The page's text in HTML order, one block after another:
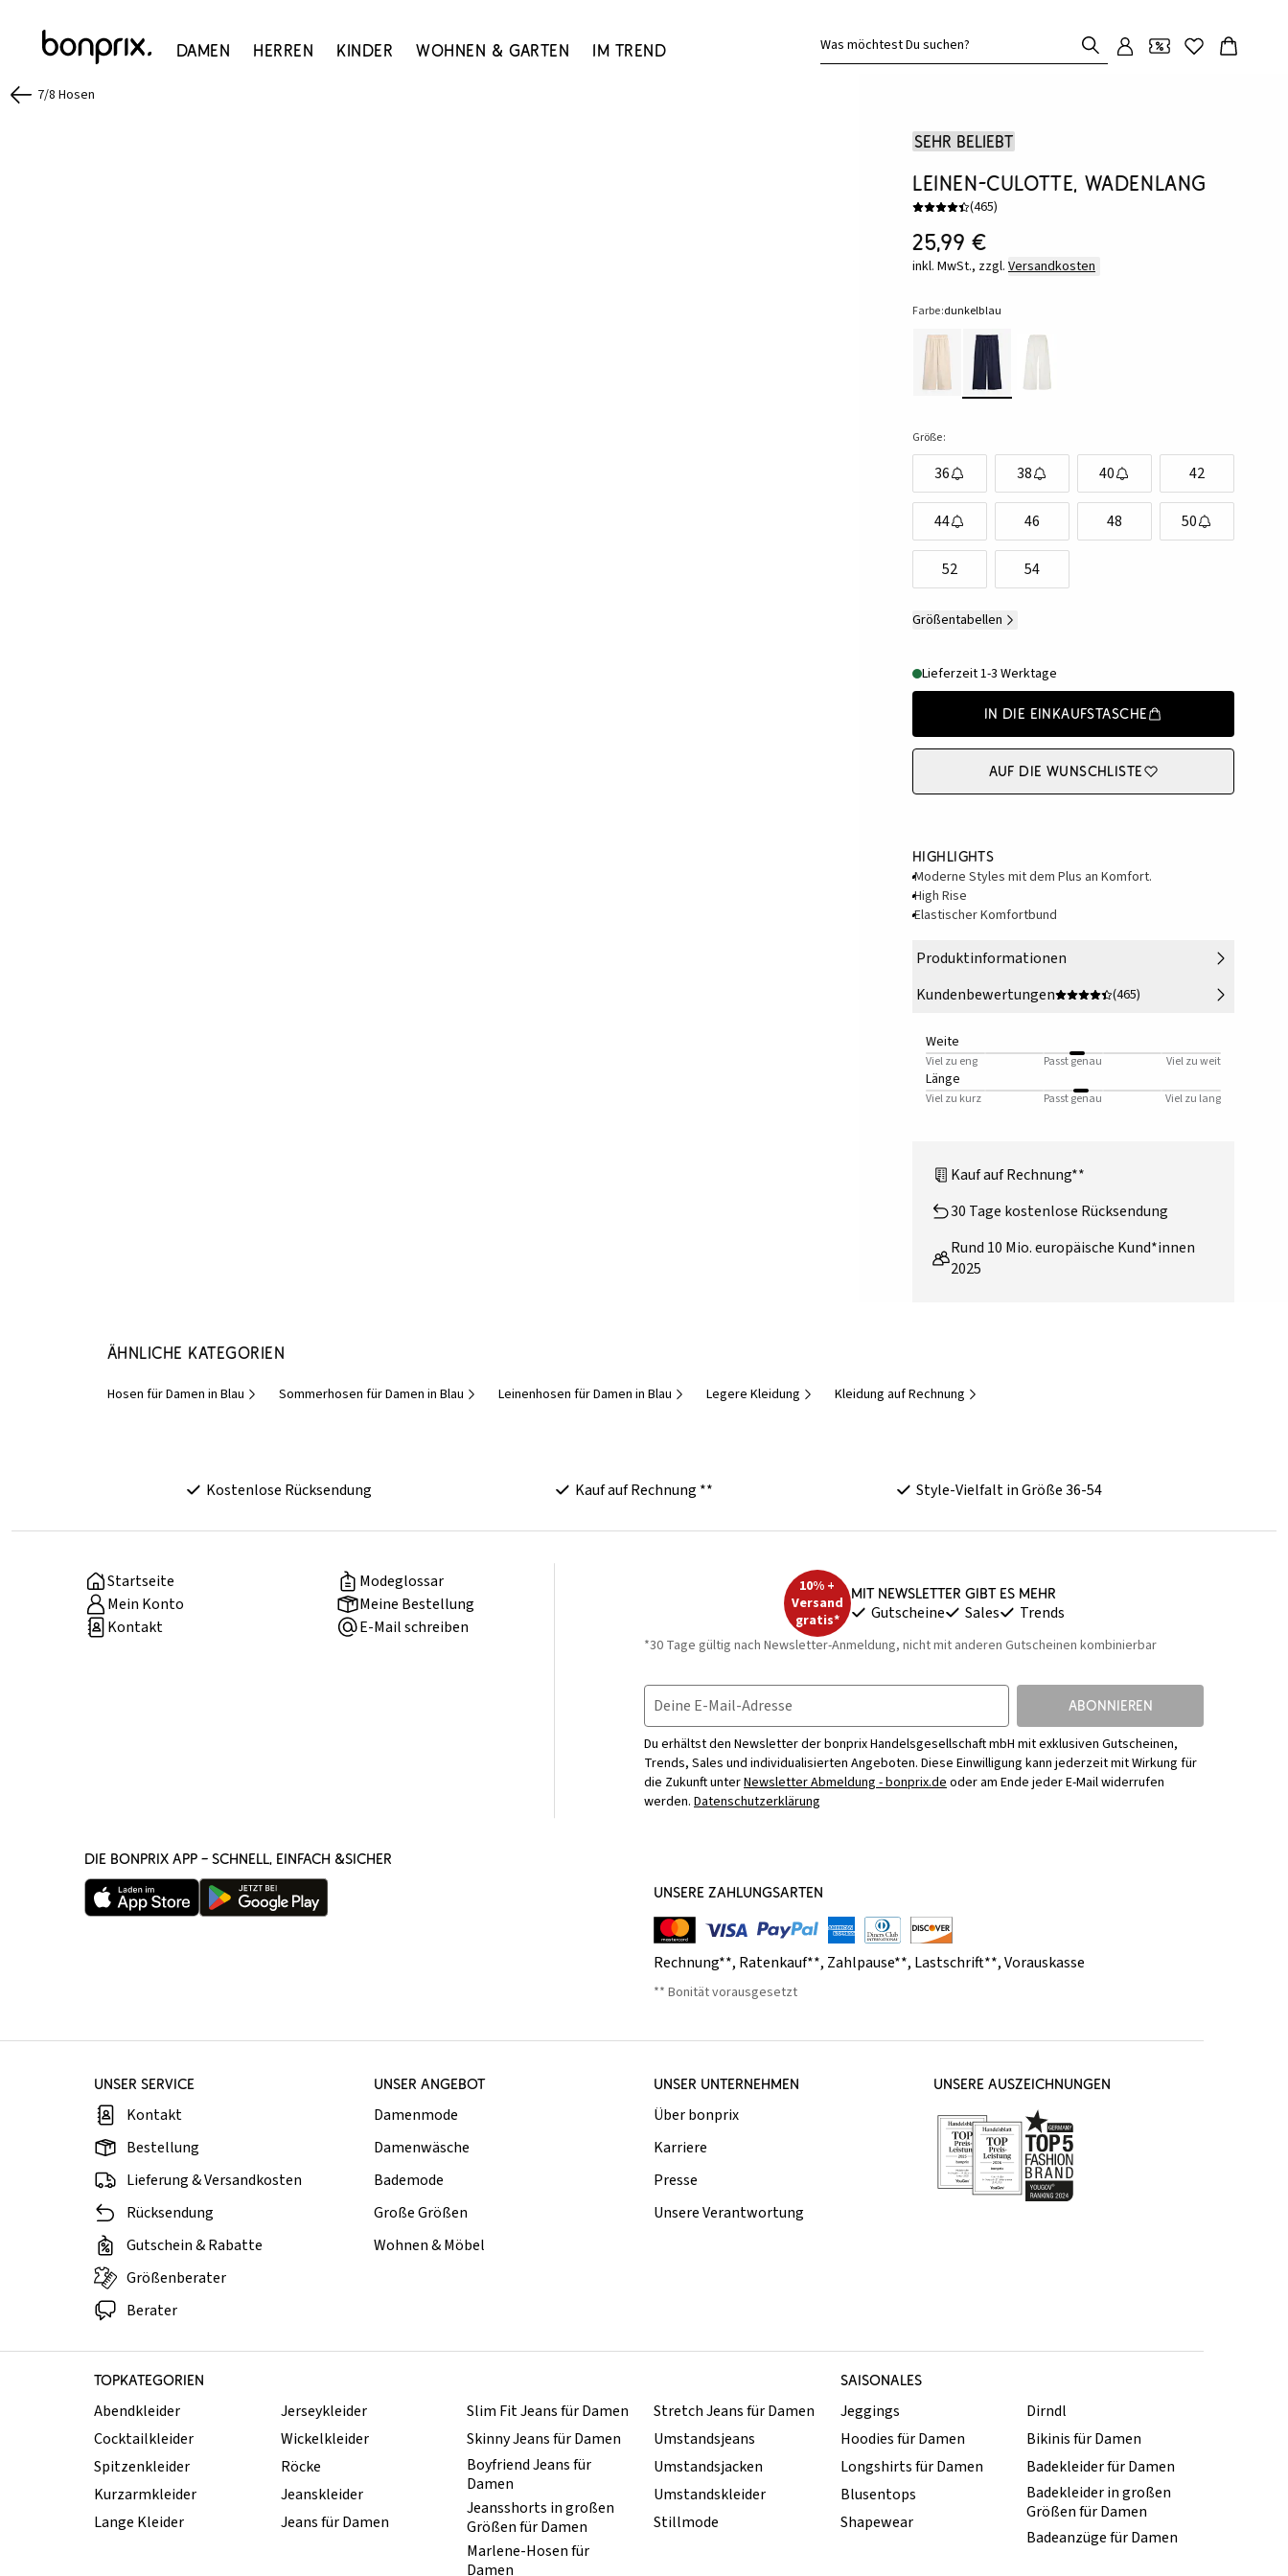
Damen Herren Kinder Wohnen & Garten Im Trend Was möchtest Du suchen?
7/8 Hosen
Sehr beliebt
Leinen-Culotte, wadenlang
(465)
25,99 €
inkl. MwSt., zzgl. Versandkosten
Farbe:dunkelblau
Größe:
36 38 40 42
44 46 48 50
52 54
Größentabellen
Lieferzeit 1-3 Werktage
In die Einkaufstasche
Auf die Wunschliste
Highlights
Moderne Styles mit dem Plus an Komfort.
High Rise
Elastischer Komfortbund
Produktinformationen
Kundenbewertungen
(465)
Weite
Viel zu eng Passt genau Viel zu weit
Länge
Viel zu kurz Passt genau Viel zu lang
Kauf auf Rechnung**
30 Tage kostenlose Rücksendung
Rund 10 Mio. europäische Kund*innen
2025
Ähnliche Kategorien
Hosen für Damen in Blau Sommerhosen für Damen in Blau Leinenhosen für Damen in Blau Legere Kleidung Kleidung auf Rechnung
Kostenlose Rücksendung Kauf auf Rechnung ** Style-Vielfalt in Größe 36-54
Startseite
Modeglossar
Mein Konto
Meine Bestellung
Kontakt
E-Mail schreiben
10% +
Versand
gratis*
Mit Newsletter gibt es mehr
Gutscheine Sales Trends
*30 Tage gültig nach Newsletter-Anmeldung, nicht mit anderen Gutscheinen kombinierbar
Deine E-Mail-Adresse ABONNIEREN
Du erhältst den Newsletter der bonprix Handelsgesellschaft mbH mit exklusiven Gutscheinen,
Trends, Sales und individualisierten Angeboten. Diese Einwilligung kann jederzeit mit Wirkung für
die Zukunft unterNewsletter Abmeldung - bonprix.deoder am Ende jeder E-Mail widerrufen
werden. Datenschutzerklärung
DIE BONPRIX APP – SCHNELL, EINFACH &SICHER
UNSERE ZAHLUNGSARTEN
Rechnung**, Ratenkauf**, Zahlpause**, Lastschrift**,Vorauskasse
** Bonität vorausgesetzt
UNSER SERVICE
Kontakt
Bestellung
Lieferung & Versandkosten
Rücksendung
Gutschein & Rabatte
Größenberater
Berater
UNSER ANGEBOT
Damenmode
Damenwäsche
Bademode
Große Größen
Wohnen & Möbel
UNSER UNTERNEHMEN
Über bonprix
Karriere
Presse
Unsere Verantwortung
UNSERE AUSZEICHNUNGEN
TOPKATEGORIEN SAISONALES
Abendkleider
Cocktailkleider
Spitzenkleider
Kurzarmkleider
Lange Kleider
Jerseykleider
Wickelkleider
Röcke
Jeanskleider
Jeans für Damen
Slim Fit Jeans für Damen
Skinny Jeans für Damen
Boyfriend Jeans für
Damen
Jeansshorts in großen
Größen für Damen
Marlene-Hosen für
Damen
Stretch Jeans für Damen
Umstandsjeans
Umstandsjacken
Umstandskleider
Stillmode
Jeggings
Hoodies für Damen
Longshirts für Damen
Blusentops
Shapewear
Dirndl
Bikinis für Damen
Badekleider für Damen
Badekleider in großen
Größen für Damen
Badeanzüge für Damen